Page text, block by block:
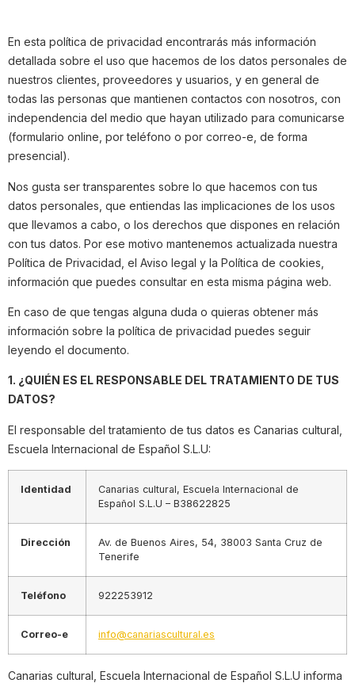
En esta política de privacidad encontrarás más información
detallada sobre el uso que hacemos de los datos personales de
nuestros clientes, proveedores y usuarios, y en general de
todas las personas que mantienen contactos con nosotros, con
independencia del medio que hayan utilizado para comunicarse
(formulario online, por teléfono o por correo-e, de forma
presencial).
Nos gusta ser transparentes sobre lo que hacemos con tus
datos personales, que entiendas las implicaciones de los usos
que llevamos a cabo, o los derechos que dispones en relación
con tus datos. Por ese motivo mantenemos actualizada nuestra
Política de Privacidad, el Aviso legal y la Política de cookies,
información que puedes consultar en esta misma página web.
En caso de que tengas alguna duda o quieras obtener más
información sobre la política de privacidad puedes seguir
leyendo el documento.
1. ¿QUIÉN ES EL RESPONSABLE DEL TRATAMIENTO DE TUS
DATOS?
El responsable del tratamiento de tus datos es Canarias cultural,
Escuela Internacional de Español S.L.U:
Identidad
Canarias cultural, Escuela Internacional de
Español S.L.U – B38622825
Dirección
Av. de Buenos Aires, 54, 38003 Santa Cruz de
Tenerife
Teléfono 922253912
Correo-e info@canariascultural.es
Canarias cultural, Escuela Internacional de Español S.L.U informa